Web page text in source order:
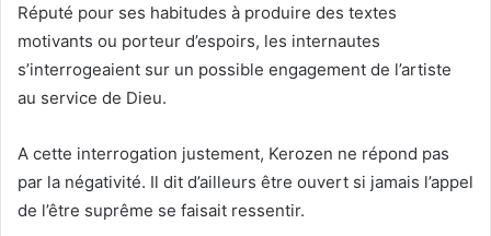
Réputé pour ses habitudes à produire des textes
motivants ou porteur d’espoirs, les internautes
s’interrogeaient sur un possible engagement de l’artiste
au service de Dieu.
A cette interrogation justement, Kerozen ne répond pas
par la négativité. Il dit d’ailleurs être ouvert si jamais l’appel
de l’être suprême se faisait ressentir.